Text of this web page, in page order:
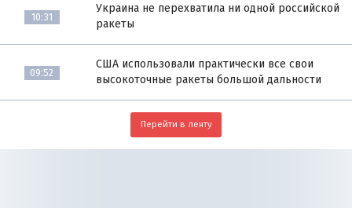
10:31
Украина не перехватила ни одной российской
ракеты
09:52
США использовали практически все свои
высокоточные ракеты большой дальности
Перейти в ленту